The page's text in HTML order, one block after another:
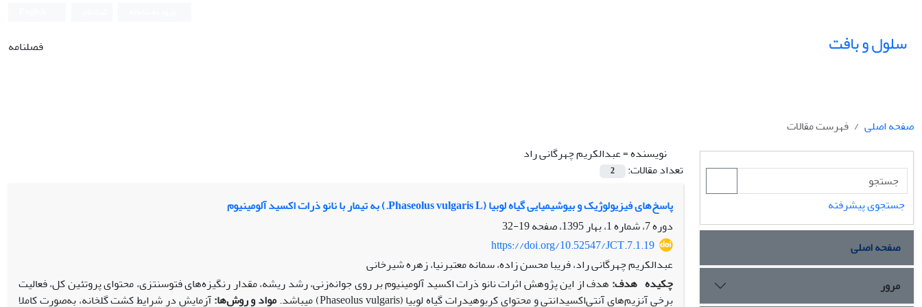
سلول و بافت فصلنامه
صفحه اصلی
فهرست مقالات
نویسنده =عبدالکریم چهرگانی راد
تعداد مقالات:
2
پاسخ‌های فیزیولوژیک و بیوشیمیایی گیاه لوبیا (Phaseolus vulgaris L.) به تیمار با نانو ذرات‌ اکسید آلومینیوم
دوره 7، شماره 1، بهار 1395، صفحه
19-32
https://doi.org/10.52547/JCT.7.1.19
عبدالکریم چهرگانی راد، فریبا محسن زاده، سمانه معتبرنیا، زهره شیرخانی
چکیده هدف: هدف از این پژوهش اثرات نانو ذرات اکسید آلومینیوم بر روی جوانه‌زنی، رشد ریشه، مقدار رنگیزه‌های فتوسنتزی، محتوای پروتئین کل، فعالیت
برخی آنزیم‌های آنتی‌اکسیدانتی و محتوای کربوهیدرات‌ گیاه لوبیا (Phaseolus vulgaris) می‏باشد.
مواد و روش‌ها:آزمایش در شرایط کشت گلخانه، به‌صورت کاملا
جستجوی پیشرفته
صفحه اصلی
مرور